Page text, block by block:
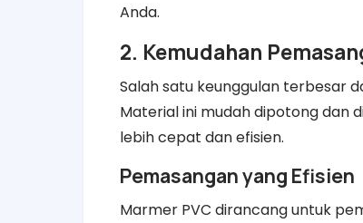
Anda.
2. Kemudahan
Salah satu keunggulan terbesar
Material ini mudah dipotong dan
lebih cepat dan efisien.
Pemasangan yang Efisien
Marmer PVC dirancang untuk